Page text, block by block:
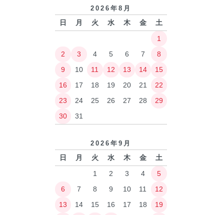
2026年8月
日 月 火 水 木 金
土
1
2
3 4 5 6 7
8
9
10 11 12 13 14
15
16
17 18 19 20 21
22
23
24 25 26 27 28
29
30
31
2026年9月
日 月 火 水 木 金
土
1
2 3 4
5
6
7 8 9 10 11
12
13
14 15 16 17 18
19